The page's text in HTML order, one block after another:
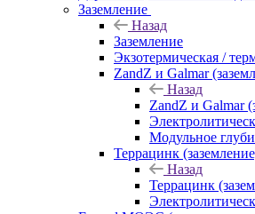
Заземление
Назад
Заземление
Экзотермическая /
ZandZ и Galmar
Назад
ZandZ и Galmar
Модульное
Террацинк
Назад
Террацинк